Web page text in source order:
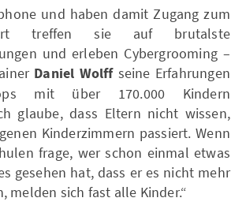
und haben damit Zugang zum
treffen sie auf brutalste
und erleben Cybergrooming –
Daniel Wolffseine Erfahrungen
mit über 170.000 Kindern
glaube, dass Eltern nicht wissen,
Kinderzimmern passiert. Wenn
frage, wer schon einmal etwas
gesehen hat, dass er es nicht mehr
melden sich fast alle Kinder.“